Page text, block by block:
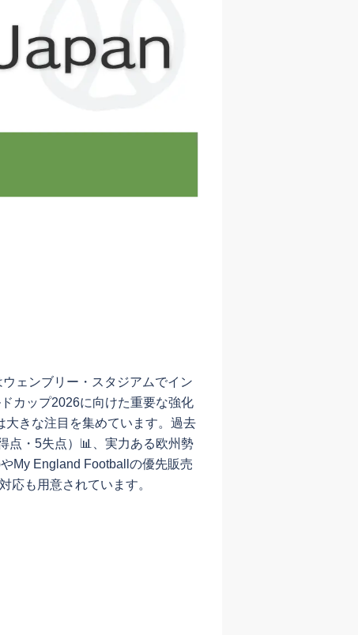
ェンブリー・スタジアムでイン
カップ2026に向けた重要な強化
きな注目を集めています。過去
点・5失点）📊、実力ある欧州勢
My England Footballの優先販売
応も用意されています。